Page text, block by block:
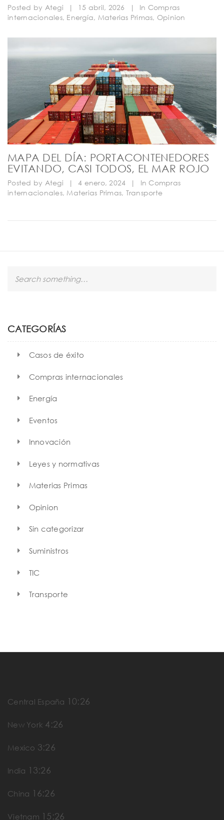
Posted by Ategi | 15 abril, 2026 | In Compras
internacionales, Energía, Materias Primas, Opinion
MAPA DEL DÍA: PORTACONTENEDORES
EVITANDO, CASI TODOS, EL MAR ROJO
Posted by Ategi | 4 enero, 2024 | In Compras
internacionales, Materias Primas, Transporte
h
CATEGORÍAS
Casos de éxito
Compras internacionales
Energía
Eventos
Innovación
Leyes y normativas
Materias Primas
Opinion
Sin categorizar
Suministros
TIC
Transporte
Central España 10:26
New York 4:26
Mexico 3:26
India 13:26
China 16:26
Vietnam 15:26